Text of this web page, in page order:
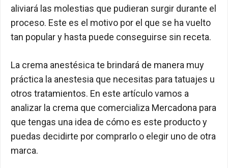
aliviará las molestias que pudieran surgir durante el
proceso. Este es el motivo por el que se ha vuelto
tan popular y hasta puede conseguirse sin receta.
La crema anestésica te brindará de manera muy
práctica la anestesia que necesitas para tatuajes u
otros tratamientos. En este artículo vamos a
analizar la crema que comercializa Mercadona para
que tengas una idea de cómo es este producto y
puedas decidirte por comprarlo o elegir uno de otra
marca.